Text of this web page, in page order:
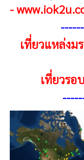
-
เที่ยวแหล่งม
เที่ยวรอ